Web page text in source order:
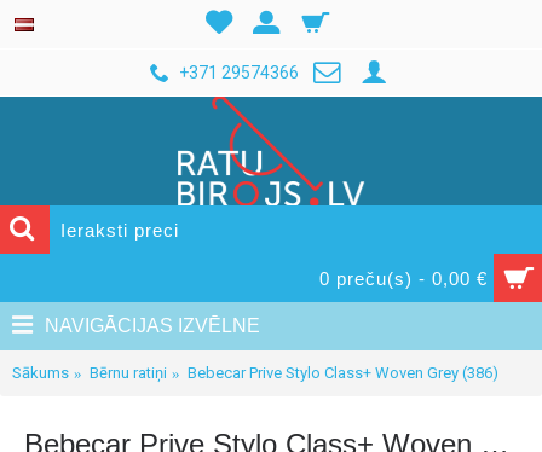
+371 29574366
0 preču(s) - 0,00 €
NAVIGĀCIJAS IZVĒLNE
Sākums Bērnu ratiņi Bebecar Prive Stylo Class+ Woven Grey (386)
Bebecar Prive Stylo Class+ Woven Grey (386)